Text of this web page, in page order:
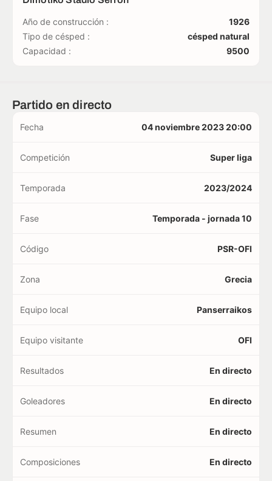
Año de construcción :
1926
Tipo de césped :
césped natural
Capacidad :
9500
Partido en directo
Fecha 04 noviembre 2023 20:00
Competición Super liga
Temporada 2023/2024
Fase Temporada - jornada 10
Código PSR-OFI
Zona Grecia
Equipo local Panserraikos
Equipo visitante OFI
Resultados En directo
Goleadores En directo
Resumen En directo
Composiciones En directo